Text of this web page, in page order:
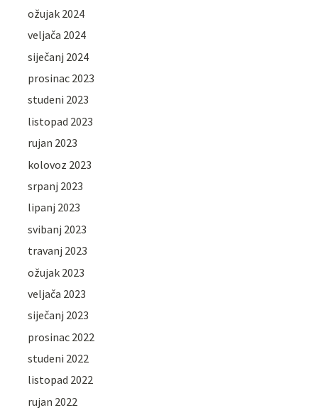
ožujak 2024
veljača 2024
siječanj 2024
prosinac 2023
studeni 2023
listopad 2023
rujan 2023
kolovoz 2023
srpanj 2023
lipanj 2023
svibanj 2023
travanj 2023
ožujak 2023
veljača 2023
siječanj 2023
prosinac 2022
studeni 2022
listopad 2022
rujan 2022